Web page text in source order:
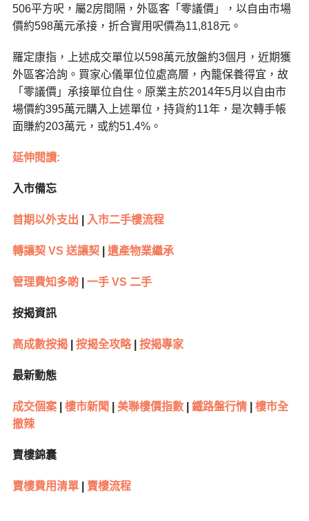
506平方呎，屬2房間隔，外區客「零議價」，以自由市場
價約598萬元承接，折合實用呎價為11,818元。
羅定康指，上述成交單位以598萬元放盤約3個月，近期獲
外區客洽詢。買家心儀單位位處高層，內籠保養得宜，故
「零議價」承接單位自住。原業主於2014年5月以自由市
場價約395萬元購入上述單位，持貨約11年，是次轉手帳
面賺約203萬元，或約51.4%。
延伸閱讀:
入市備忘
首期以外支出 入市二手樓流程
轉讓契 VS 送讓契| 遺產物業繼承
管理費知多啲| 一手 VS 二手
按揭資訊
高成數按揭| 按揭全攻略| 按揭專家
最新動態
成交個案| 樓市新聞 美聯樓價指數| 鐵路盤行情|
樓市全
撤辣
賣樓錦囊
賣樓費用清單| 賣樓流程